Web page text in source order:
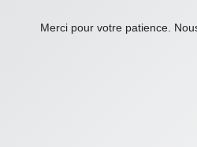
Merci pour votre patience.